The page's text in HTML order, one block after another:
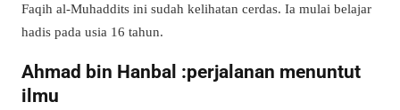
Faqih al-Muhaddits ini sudah kelihatan cerdas. Ia mulai belajar
hadis pada usia 16 tahun.
Ahmad bin Hanbal :perjalanan menuntut
ilmu